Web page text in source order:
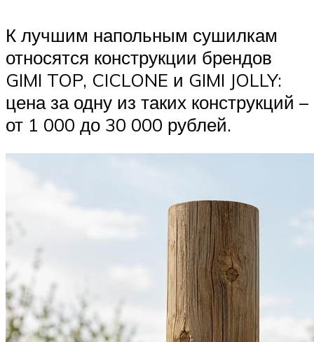
К лучшим напольным сушилкам
относятся конструкции брендов
GIMI TOP, CICLONE и GIMI JOLLY:
цена за одну из таких конструкций –
от 1 000 до 30 000 рублей.